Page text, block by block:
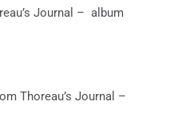
Journal – album
Thoreau’s Journal –